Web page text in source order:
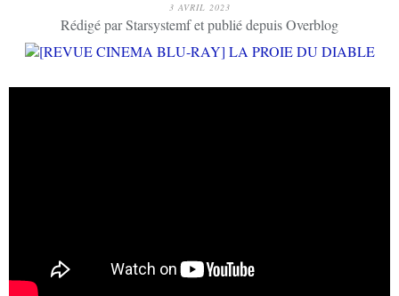
3 AVRIL 2023
Rédigé par Starsystemf et publié depuis Overblog